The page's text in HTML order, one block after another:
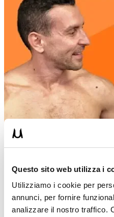
Questo sito web utilizza i
Utilizziamo i cookie per
annunci, per fornire
analizzare il nostro traffico.